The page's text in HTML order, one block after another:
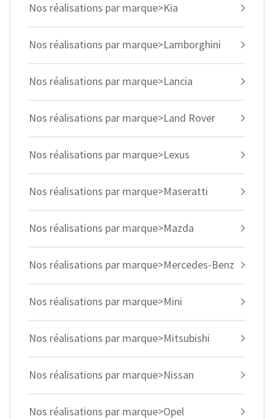
Nos réalisations par marque>Kia
Nos réalisations par marque>Lamborghini
Nos réalisations par marque>Lancia
Nos réalisations par marque>Land Rover
Nos réalisations par marque>Lexus
Nos réalisations par marque>Maseratti
Nos réalisations par marque>Mazda
Nos réalisations par marque>Mercedes-Benz
Nos réalisations par marque>Mini
Nos réalisations par marque>Mitsubishi
Nos réalisations par marque>Nissan
Nos réalisations par marque>Opel